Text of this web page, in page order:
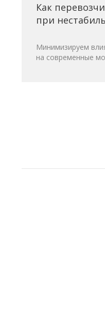
Как
при
Минимизируем
на современные